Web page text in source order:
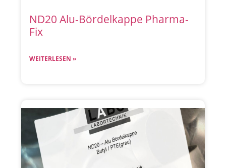
ND20 Alu-Bördelkappe Pharma-
Fix
WEITERLESEN »